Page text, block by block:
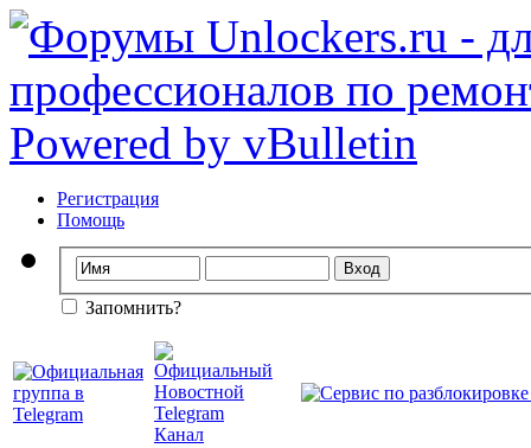
Регистрация
Помощь
Запомнить?